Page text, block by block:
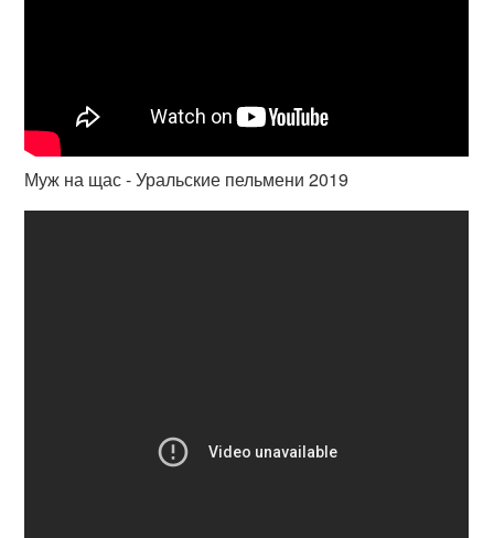
Муж на щас - Уральские пельмени 2019